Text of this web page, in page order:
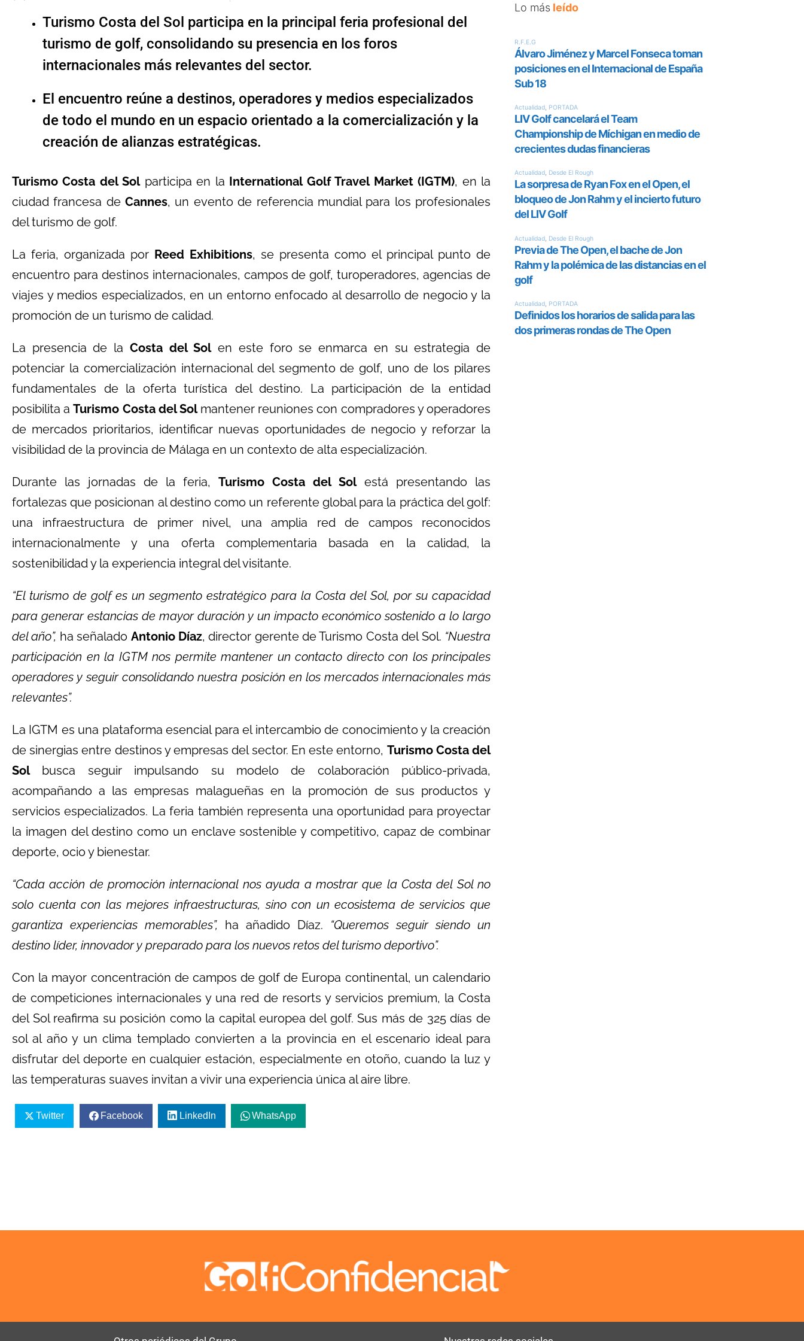
Turismo Costa del Sol participa en la principal feria profesional del
turismo de golf, consolidando su presencia en los foros
internacionales más relevantes del sector.
El encuentro reúne a destinos, operadores y medios especializados
de todo el mundo en un espacio orientado a la comercialización y la
creación de alianzas estratégicas.
Turismo Costa del Solparticipa en la International Golf Travel Market (IGTM), en la
ciudad francesa deCannes, un evento de referencia mundial para los profesionales
del turismo de golf.
La feria, organizada por Reed Exhibitions, se presenta como el principal punto de
encuentro para destinos internacionales, campos de golf, turoperadores, agencias de
viajes y medios especializados, en un entorno enfocado al desarrollo de negocio y la
promoción de un turismo de calidad.
La presencia de la Costa del Solen este foro se enmarca en su estrategia de
potenciar la comercialización internacional del segmento de golf, uno de los pilares
fundamentales de la oferta turística del destino. La participación de la entidad
posibilita aTurismo Costa del Solmantener reuniones con compradores y operadores
de mercados prioritarios, identificar nuevas oportunidades de negocio y reforzar la
visibilidad de la provincia de Málaga en un contexto de alta especialización.
Durante las jornadas de la feria, Turismo Costa del Solestá presentando las
fortalezas que posicionan al destino como un referente global para la práctica del golf:
una infraestructura de primer nivel, una amplia red de campos reconocidos
internacionalmente y una oferta complementaria basada en la calidad, la
sostenibilidad y la experiencia integral del visitante.
“El turismo de golf es un segmento estratégico para la Costa del Sol, por su capacidad
para generar estancias de mayor duración y un impacto económico sostenido a lo largo
del año”, ha señalado Antonio Díaz, director gerente de Turismo Costa del Sol. “Nuestra
participación en la IGTM nos permite mantener un contacto directo con los principales
operadores y seguir consolidando nuestra posición en los mercados internacionales más
relevantes”.
La IGTM es una plataforma esencial para el intercambio de conocimiento y la creación
de sinergias entre destinos y empresas del sector. En este entorno, Turismo Costa del
Solbusca seguir impulsando su modelo de colaboración público-privada,
acompañando a las empresas malagueñas en la promoción de sus productos y
servicios especializados. La feria también representa una oportunidad para proyectar
la imagen del destino como un enclave sostenible y competitivo, capaz de combinar
deporte, ocio y bienestar.
“Cada acción de promoción internacional nos ayuda a mostrar que la Costa del Sol no
solo cuenta con las mejores infraestructuras, sino con un ecosistema de servicios que
garantiza experiencias memorables”, ha añadido Díaz. “Queremos seguir siendo un
destino líder, innovador y preparado para los nuevos retos del turismo deportivo”.
Con la mayor concentración de campos de golf de Europa continental, un calendario
de competiciones internacionales y una red de resorts y servicios premium, la Costa
del Sol reafirma su posición como la capital europea del golf. Sus más de 325 días de
sol al año y un clima templado convierten a la provincia en el escenario ideal para
disfrutar del deporte en cualquier estación, especialmente en otoño, cuando la luz y
las temperaturas suaves invitan a vivir una experiencia única al aire libre.
Twitter Facebook LinkedIn WhatsApp
Lo más leído